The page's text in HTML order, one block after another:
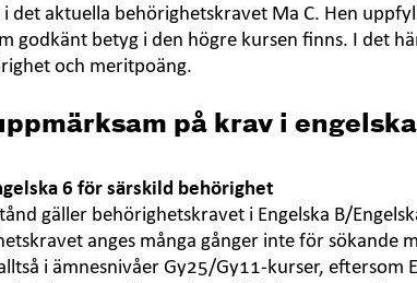
i det aktuella behörighetskravet Ma C. Hen
godkänt betyg i den högre kursen finns. I det
och meritpoäng.
på krav i
6 för särskild behörighet
gäller behörighetskravet i Engelska B/
anges många gånger inte för sökande
i ämnesnivåer Gy25/Gy11-kurser, eftersom